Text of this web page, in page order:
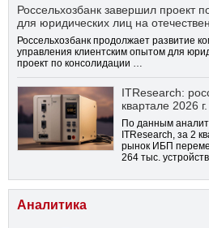
Россельхозбанк завершил проект
для юридических лиц на
Россельхозбанк продолжает развитие
управления клиентским опытом для
проект по консолидации …
ITResearch:
квартале 2026
По данным
ITResearch, за 2
рынок ИБП
264 тыс.
Аналитика